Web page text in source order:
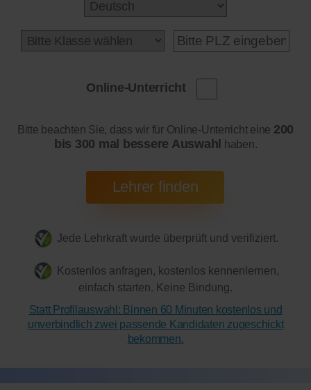
Online-Unterricht
Bitte beachten Sie, dass wir für Online-Unterricht eine 200
bis 300 mal bessere Auswahl haben.
Jede Lehrkraft wurde überprüft und verifiziert.
Kostenlos anfragen, kostenlos kennenlernen,
einfach starten. Keine Bindung.
Statt Profilauswahl: Binnen 60 Minuten kostenlos und
unverbindlich zwei passende Kandidaten zugeschickt
bekommen.